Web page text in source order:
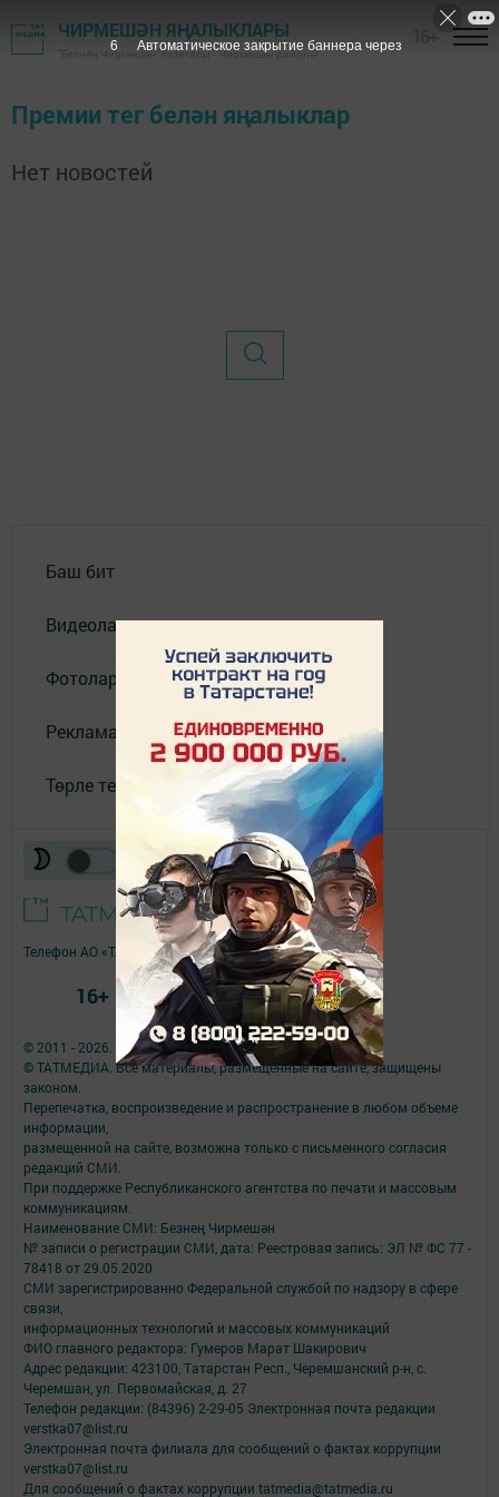
ЧИРМЕШӘН ЯҢАЛЫКЛАРЫ
"Безнең Чирмешән" газетасы - Чирмешән районы
Премии тег белән яңалыклар
Нет новостей
Баш бит
Видеолар
Фотолар галереясы
Реклама
Төрле темалар
© 2011 - 2026. Безнең Чирмешән. Все права защищены.
© ТАТМЕДИА. Все материалы, размещенные на сайте, защищены
законом.
Перепечатка, воспроизведение и распространение в любом объеме
информации,
размещенной на сайте, возможна только с письменного согласия
редакций СМИ.
При поддержке Республиканского агентства по печати и массовым
коммуникациям.
Наименование СМИ: Безнең Чирмешән
№ записи о регистрации СМИ, дата: Реестровая запись: ЭЛ № ФС 77 -
78418 от 29.05.2020
СМИ зарегистрированно Федеральной службой по надзору в сфере
связи,
информационных технологий и массовых коммуникаций
ФИО главного редактора: Гумеров Марат Шакирович
Адрес редакции: 423100, Татарстан Респ., Черемшанский р-н, с.
Черемшан, ул. Первомайская, д. 27
Телефон редакции: (84396) 2-29-05 Электронная почта редакции
verstka07@list.ru
Электронная почта филиала для сообщений о фактах коррупции
verstka07@list.ru
Для сообщений о фактах коррупции tatmedia@tatmedia.ru
Телефон АО «ТАТМЕДИА»:(843) 222 09 84
16+
6 Автоматическое закрытие баннера через